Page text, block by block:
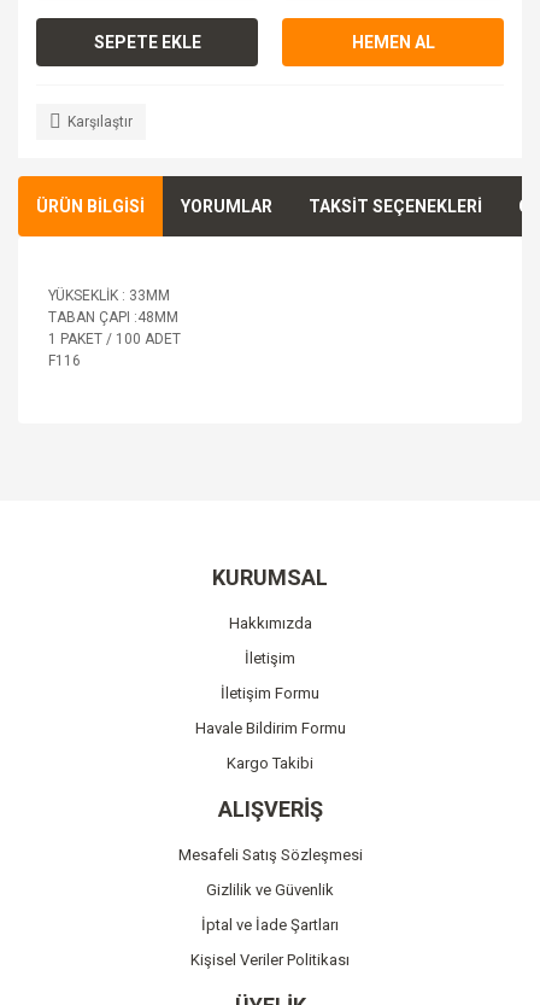
SEPETE EKLE HEMEN AL
Karşılaştır
ÜRÜN BİLGİSİ YORUMLAR TAKSİT SEÇENEKLERİ
YÜKSEKLİK : 33MM
TABAN ÇAPI :48MM
1 PAKET / 100 ADET
F116
Ürün bilgilerinde hatalar bulunuyor.
Ürün fiyatı diğer sitelerden daha pahalı.
Bu ürüne benzer farklı alternatifler olmalı.
Gönder
KURUMSAL
Hakkımızda
İletişim
İletişim Formu
Havale Bildirim Formu
Kargo Takibi
ALIŞVERİŞ
Mesafeli Satış Sözleşmesi
Gizlilik ve Güvenlik
İptal ve İade Şartları
Kişisel Veriler Politikası